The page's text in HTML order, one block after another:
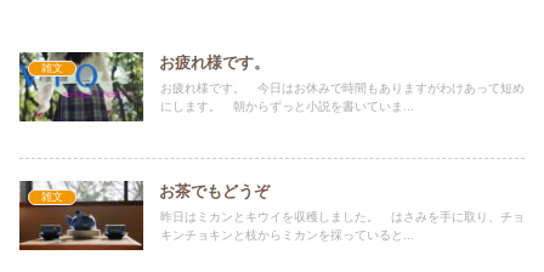
雑文 お疲れ様です。
お疲れ様です。 今日はお休みで時間もありますがわけあって短め
にします。 朝からずっと小説を書いていま...
雑文 お茶でもどうぞ
昨日はミカンとキウイを収穫しました。 はさみを手に取り、チョ
キンチョキンと枝からミカンを採っていると...